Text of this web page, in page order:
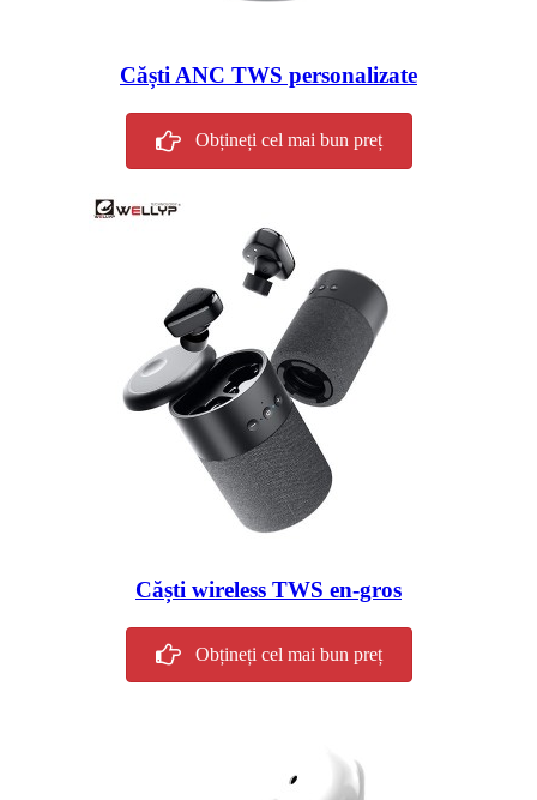
Căști ANC TWS personalizate
Obțineți cel mai bun preț
Căști wireless TWS en-gros
Obțineți cel mai bun preț